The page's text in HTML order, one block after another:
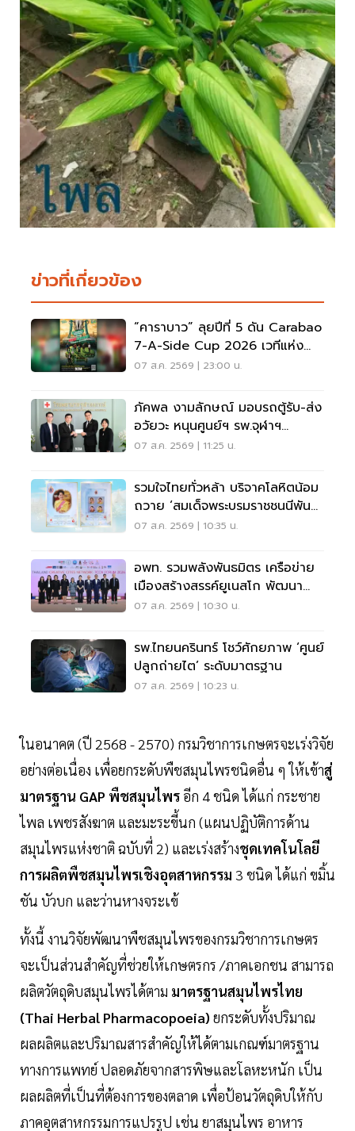
ข่าวที่เกี่ยวข้อง
“คาราบาว” ลุยปีที่ 5 ดัน Carabao
7-A-Side Cup 2026 เวทีแห่ง
โอกาสของคนรักฟุตบอล
07 ส.ค. 2569 | 23:00 น.
ภัคพล งามลักษณ์ มอบรถตู้รับ-ส่ง
อวัยวะ หนุนศูนย์ฯ รพ.จุฬาฯ
สภากาชาดไทย
07 ส.ค. 2569 | 11:25 น.
รวมใจไทยทั่วหล้า บริจาคโลหิตน้อม
ถวาย ‘สมเด็จพระบรมราชชนนีพันปี
หลวง’
07 ส.ค. 2569 | 10:35 น.
อพท. รวมพลังพันธมิตร เครือข่าย
เมืองสร้างสรรค์ยูเนสโก พัฒนา
เมืองอย่างยั่งยืน
07 ส.ค. 2569 | 10:30 น.
รพ.ไทยนครินทร์ โชว์ศักยภาพ ‘ศูนย์
ปลูกถ่ายไต’ ระดับมาตรฐาน
07 ส.ค. 2569 | 10:23 น.
ในอนาคต (ปี 2568 - 2570) กรมวิชาการเกษตรจะเร่งวิจัย
อย่างต่อเนื่อง เพื่อยกระดับพืชสมุนไพรชนิดอื่น ๆ ให้เข้าสู่
มาตรฐาน GAP พืชสมุนไพร อีก 4 ชนิด ได้แก่ กระชาย
ไพล เพชรสังฆาต และมะระขี้นก (แผนปฏิบัติการด้าน
สมุนไพรแห่งชาติ ฉบับที่ 2) และเร่งสร้างชุดเทคโนโลยี
การผลิตพืชสมุนไพรเชิงอุตสาหกรรม 3 ชนิด ได้แก่ ขมิ้น
ชัน บัวบก และว่านหางจระเข้
ทั้งนี้ งานวิจัยพัฒนาพืชสมุนไพรของกรมวิชาการเกษตร
จะเป็นส่วนสำคัญที่ช่วยให้เกษตรกร /ภาคเอกชน สามารถ
ผลิตวัตถุดิบสมุนไพรได้ตาม มาตรฐานสมุนไพรไทย
(Thai Herbal Pharmacopoeia) ยกระดับทั้งปริมาณ
ผลผลิตและปริมาณสารสำคัญให้ได้ตามเกณฑ์มาตรฐาน
ทางการแพทย์ ปลอดภัยจากสารพิษและโลหะหนัก เป็น
ผลผลิตที่เป็นที่ต้องการของตลาด เพื่อป้อนวัตถุดิบให้กับ
ภาคอุตสาหกรรมการแปรรูป เช่น ยาสมุนไพร อาหาร